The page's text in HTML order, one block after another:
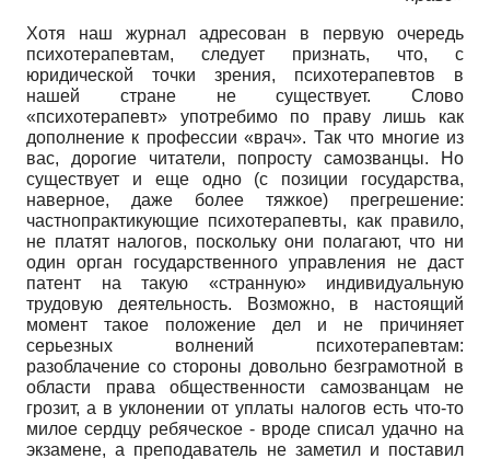
Хотя наш журнал адресован в первую очередь
психотерапевтам, следует признать, что, с
юридической точки зрения, психотерапевтов в
нашей стране не существует. Слово
«психотерапевт» употребимо по праву лишь как
дополнение к профессии «врач». Так что многие из
вас, дорогие читатели, попросту самозванцы. Но
существует и еще одно (с позиции государства,
наверное, даже более тяжкое) прегрешение:
частнопрактикующие психотерапевты, как правило,
не платят налогов, поскольку они полагают, что ни
один орган государственного управления не даст
патент на такую «странную» индивидуальную
трудовую деятельность. Возможно, в настоящий
момент такое положение дел и не причиняет
серьезных волнений психотерапевтам:
разоблачение со стороны довольно безграмотной в
области права общественности самозванцам не
грозит, а в уклонении от уплаты налогов есть что-то
милое сердцу ребяческое - вроде списал удачно на
экзамене, а преподаватель не заметил и поставил